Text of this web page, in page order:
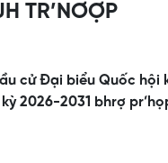
TR’NƠỢP
cử Đại biểu Quốc
2026-2031 bhrợ